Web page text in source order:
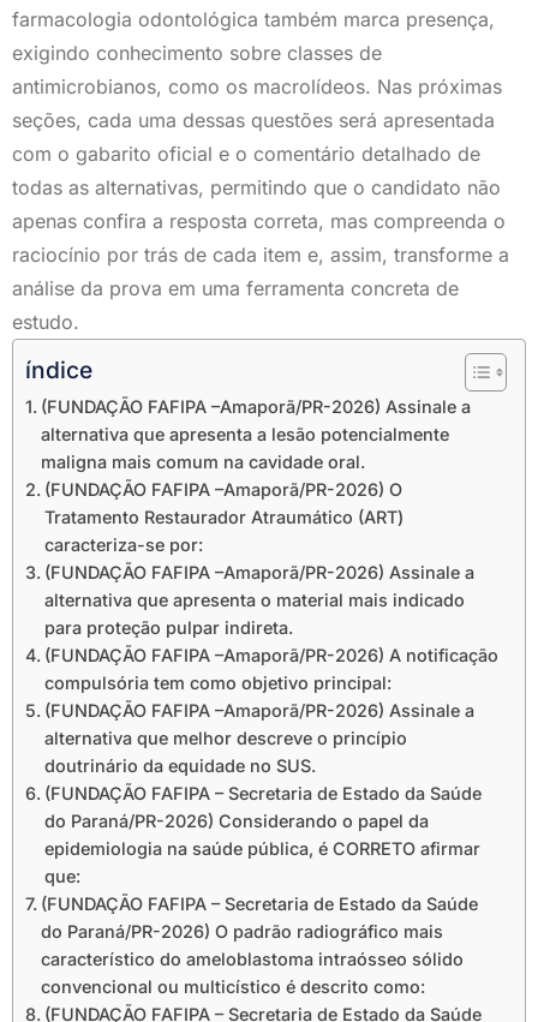
farmacologia odontológica também marca presença,
exigindo conhecimento sobre classes de
antimicrobianos, como os macrolídeos. Nas próximas
seções, cada uma dessas questões será apresentada
com o gabarito oficial e o comentário detalhado de
todas as alternativas, permitindo que o candidato não
apenas confira a resposta correta, mas compreenda o
raciocínio por trás de cada item e, assim, transforme a
análise da prova em uma ferramenta concreta de
estudo.
índice
(FUNDAÇÃO FAFIPA –Amaporã/PR-2026) Assinale a
alternativa que apresenta a lesão potencialmente
maligna mais comum na cavidade oral.
(FUNDAÇÃO FAFIPA –Amaporã/PR-2026) O
Tratamento Restaurador Atraumático (ART)
caracteriza-se por:
(FUNDAÇÃO FAFIPA –Amaporã/PR-2026) Assinale a
alternativa que apresenta o material mais indicado
para proteção pulpar indireta.
(FUNDAÇÃO FAFIPA –Amaporã/PR-2026) A notificação
compulsória tem como objetivo principal:
(FUNDAÇÃO FAFIPA –Amaporã/PR-2026) Assinale a
alternativa que melhor descreve o princípio
doutrinário da equidade no SUS.
(FUNDAÇÃO FAFIPA – Secretaria de Estado da Saúde
do Paraná/PR-2026) Considerando o papel da
epidemiologia na saúde pública, é CORRETO afirmar
que:
(FUNDAÇÃO FAFIPA – Secretaria de Estado da Saúde
do Paraná/PR-2026) O padrão radiográfico mais
característico do ameloblastoma intraósseo sólido
convencional ou multicístico é descrito como:
(FUNDAÇÃO FAFIPA – Secretaria de Estado da Saúde